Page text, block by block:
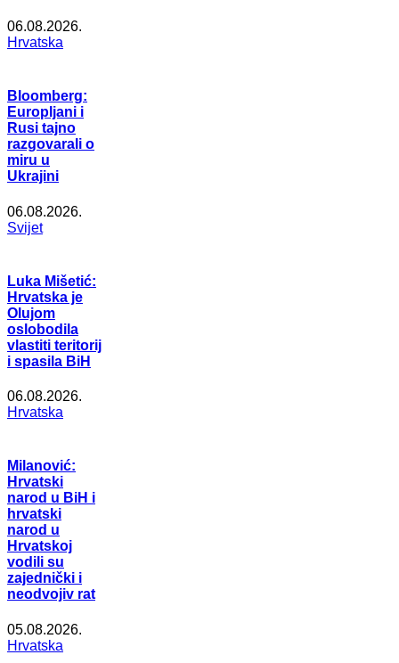
06.08.2026.
Hrvatska
Bloomberg:
Europljani i
Rusi tajno
razgovarali o
miru u
Ukrajini
06.08.2026.
Svijet
Luka Mišetić:
Hrvatska je
Olujom
oslobodila
vlastiti teritorij
i spasila BiH
06.08.2026.
Hrvatska
Milanović:
Hrvatski
narod u BiH i
hrvatski
narod u
Hrvatskoj
vodili su
zajednički i
neodvojiv rat
05.08.2026.
Hrvatska